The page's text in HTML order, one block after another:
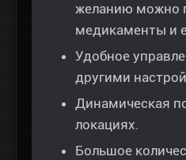
желанию можно
медикаменты и
Удобное
другими
Динамическая
локациях.
Большое